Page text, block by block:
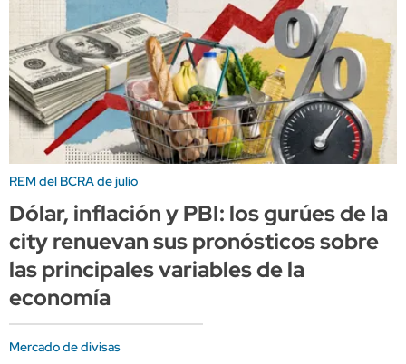
REM del BCRA de julio
Dólar, inflación y PBI: los gurúes de la
city renuevan sus pronósticos sobre
las principales variables de la
economía
Mercado de divisas